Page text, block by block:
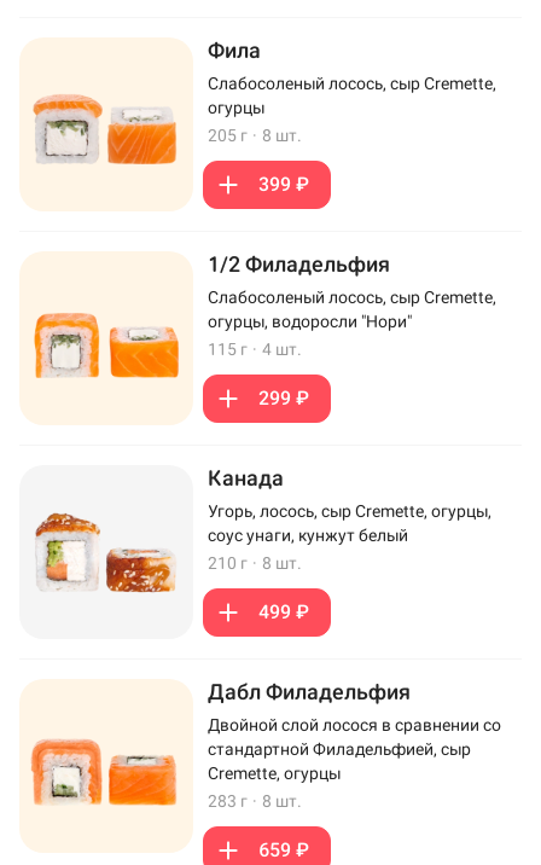
Фила
Слабосоленый лосось, сыр Cremette,
огурцы
205 г · 8 шт.
399 ₽
1/2 Филадельфия
Слабосоленый лосось, сыр Cremette,
огурцы, водоросли "Нори"
115 г · 4 шт.
299 ₽
Канада
Угорь, лосось, сыр Cremette, огурцы,
соус унаги, кунжут белый
210 г · 8 шт.
499 ₽
Дабл Филадельфия
Двойной слой лосося в сравнении со
стандартной Филадельфией, сыр
Cremette, огурцы
283 г · 8 шт.
659 ₽